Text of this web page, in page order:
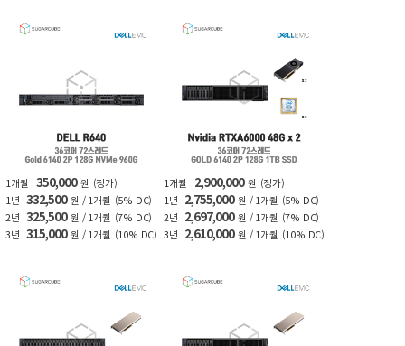
1개월 350,000 원
(정가)
1년
332,500 원 / 1개월
(5% DC)
2년
325,500 원 / 1개월
(7% DC)
3년
315,000 원 / 1개월 (10% DC)
1개월 2,900,000 원
(정가)
1년
2,755,000 원 / 1개월
(5% DC)
2년
2,697,000 원 / 1개월
(7% DC)
3년
2,610,000 원 / 1개월 (10% DC)